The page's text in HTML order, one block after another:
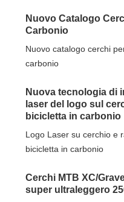
Nuovo Catalogo
Carbonio
Nuovo catalogo cerchi
carbonio
Nuova tecnologia di
laser del logo sul
bicicletta in carbonio
Logo Laser su cerchio e
bicicletta in carbonio
Cerchi MTB XC/
super ultraleggero